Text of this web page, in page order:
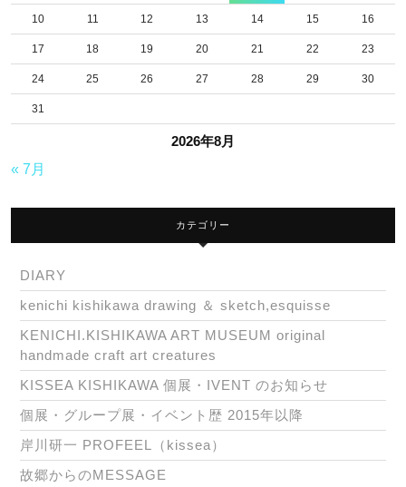
2026年8月
10 11 12 13 14 15 16
17 18 19 20 21 22 23
24 25 26 27 28 29 30
31
« 7月
カテゴリー
DIARY
kenichi kishikawa drawing ＆ sketch,esquisse
KENICHI.KISHIKAWA ART MUSEUM original
handmade craft art creatures
KISSEA KISHIKAWA 個展・IVENT のお知らせ
個展・グループ展・イベント歴 2015年以降
岸川研一 PROFEEL（kissea）
故郷からのMESSAGE